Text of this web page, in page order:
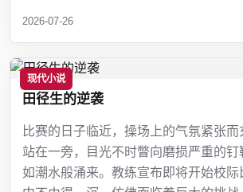
2026-07-26
现代小说
田径生的逆袭
比赛的日子临近，操场上的气氛紧张
站在一旁，目光不时瞥向磨损严重的钉
如潮水般涌来。教练宣布即将开始校